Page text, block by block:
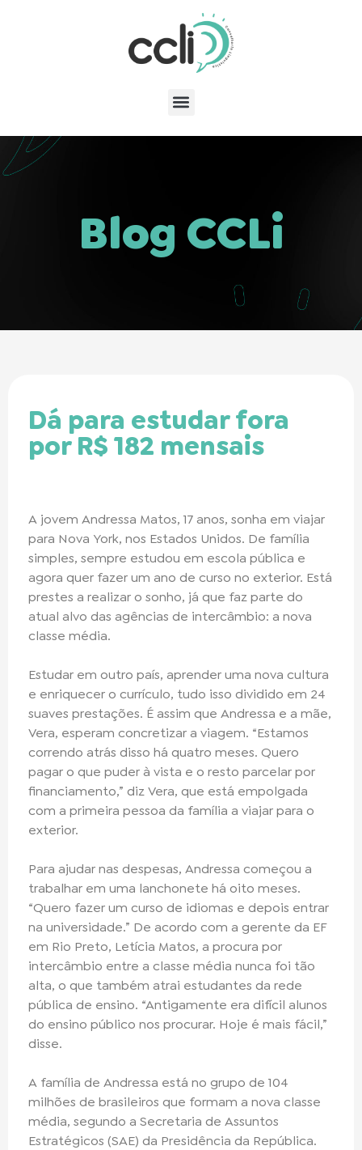
Blog CCLi
Dá para estudar fora
por R$ 182 mensais
A jovem Andressa Matos, 17 anos, sonha em viajar
para Nova York, nos Estados Unidos. De família
simples, sempre estudou em escola pública e
agora quer fazer um ano de curso no exterior. Está
prestes a realizar o sonho, já que faz parte do
atual alvo das agências de intercâmbio: a nova
classe média.
Estudar em outro país, aprender uma nova cultura
e enriquecer o currículo, tudo isso dividido em 24
suaves prestações. É assim que Andressa e a mãe,
Vera, esperam concretizar a viagem. “Estamos
correndo atrás disso há quatro meses. Quero
pagar o que puder à vista e o resto parcelar por
financiamento,” diz Vera, que está empolgada
com a primeira pessoa da família a viajar para o
exterior.
Para ajudar nas despesas, Andressa começou a
trabalhar em uma lanchonete há oito meses.
“Quero fazer um curso de idiomas e depois entrar
na universidade.” De acordo com a gerente da EF
em Rio Preto, Letícia Matos, a procura por
intercâmbio entre a classe média nunca foi tão
alta, o que também atrai estudantes da rede
pública de ensino. “Antigamente era difícil alunos
do ensino público nos procurar. Hoje é mais fácil,”
disse.
A família de Andressa está no grupo de 104
milhões de brasileiros que formam a nova classe
média, segundo a Secretaria de Assuntos
Estratégicos (SAE) da Presidência da República.